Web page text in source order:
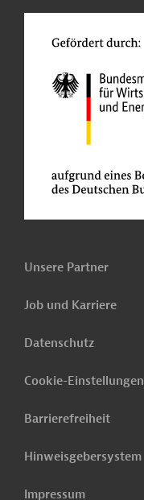
Unsere Partner
Job und Karriere
Datenschutz
Cookie-Einstellungen
Barrierefreiheit
Hinweisgebersystem
Impressum